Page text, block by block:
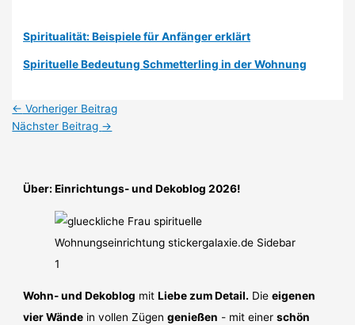
Spiritualität: Beispiele für Anfänger erklärt
Spirituelle Bedeutung Schmetterling in der Wohnung
← Vorheriger Beitrag
Nächster Beitrag →
Über: Einrichtungs- und Dekoblog 2026!
Wohn- und Dekoblog mitLiebe zum Detail. Dieeigenen
vier Wände in vollen Zügengenießen - mit einerschön